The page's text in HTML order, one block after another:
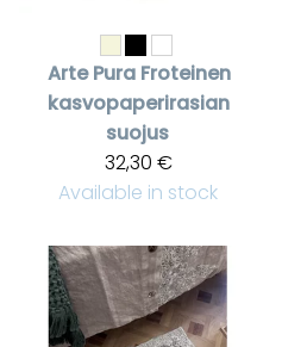
Arte Pura Froteinen
kasvopaperirasian
suojus
32,30 €
Available in stock